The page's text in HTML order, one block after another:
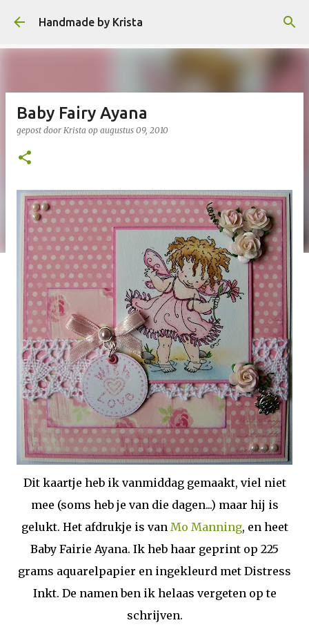
Doorgaan naar hoofdcontent
Handmade by Krista
Baby Fairy Ayana
gepost door Krista op augustus 09, 2010
Dit kaartje heb ik vanmiddag gemaakt, viel niet
mee (soms heb je van die dagen...) maar hij is
gelukt. Het afdrukje is van Mo Manning, en heet
Baby Fairie Ayana. Ik heb haar geprint op 225
grams aquarelpapier en ingekleurd met Distress
Inkt. De namen ben ik helaas vergeten op te
schrijven.